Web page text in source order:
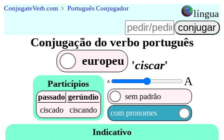
ConjugateVerb.com ﹥ Português Conjugador língua
Conjugação do verbo português
europeu
'ciscar'
Particípios
passado gerúndio
ciscado
ciscando
A A
sem padrão
com pronomes
Indicativo